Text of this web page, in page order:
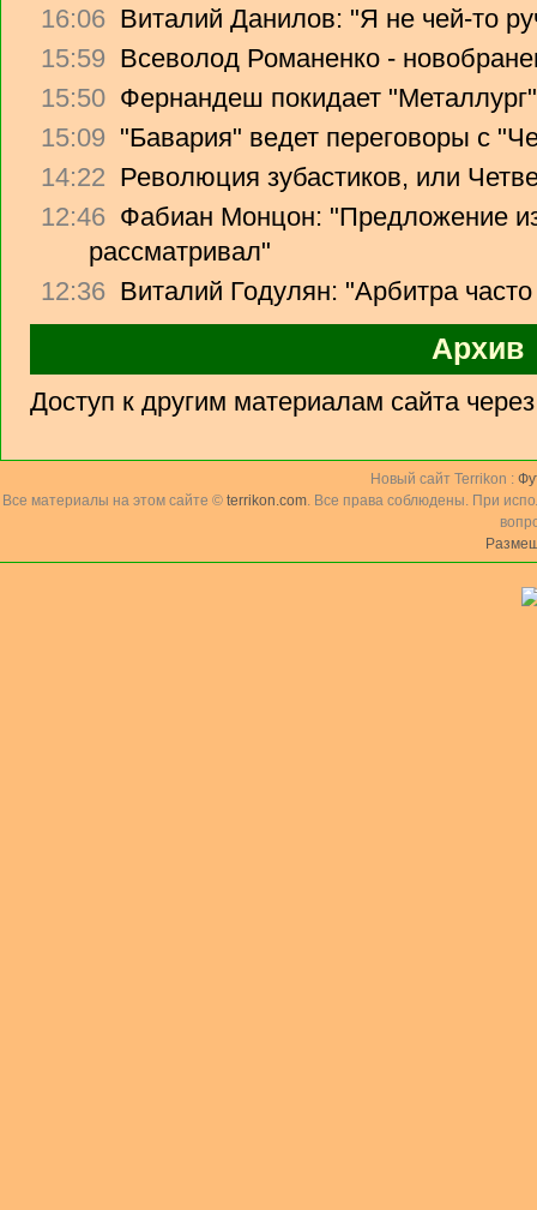
16:06 Виталий Данилов: "Я не чей-то
15:59 Всеволод Романенко -
15:50 Фернандеш покидает "Металлург"
15:09 "Бавария" ведет переговоры с
14:22 Революция зубастиков, или
12:46 Фабиан Монцон: "Предложение
рассматривал"
12:36 Виталий Годулян: "Арбитра
Архив
Доступ к другим материалам сайта
Новый сайт Terrikon :
Все материалы на этом сайте © terrikon.com. Все права соблюдены. При